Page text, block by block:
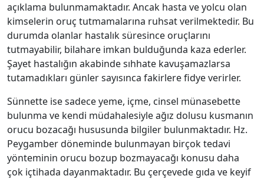
açıklama bulunmamaktadır. Ancak hasta ve yolcu olan
kimselerin oruç tutmamalarına ruhsat verilmektedir. Bu
durumda olanlar hastalık süresince oruçlarını
tutmayabilir, bilahare imkan bulduğunda kaza ederler.
Şayet hastalığın akabinde sıhhate kavuşamazlarsa
tutamadıkları günler sayısınca fakirlere fidye verirler.
Sünnette ise sadece yeme, içme, cinsel münasebette
bulunma ve kendi müdahalesiyle ağız dolusu kusmanın
orucu bozacağı hususunda bilgiler bulunmaktadır. Hz.
Peygamber döneminde bulunmayan birçok tedavi
yönteminin orucu bozup bozmayacağı konusu daha
çok içtihada dayanmaktadır. Bu çerçevede gıda ve keyif